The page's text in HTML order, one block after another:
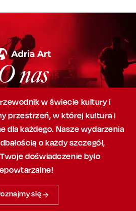
nas
w świecie kultury i
przestrzeń,w której kultura i
dla każdego. Nasze wydarzenia
o każdy szczegół,
doświadczenie było
się